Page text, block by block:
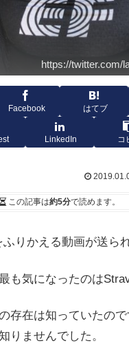
https://twitter.com/
Facebook はてブ
LinkedIn コ
この記事は約5分で読めます。
りかえる動画が送ら
も気になったのは
存在は知っていたの
りませんでした。